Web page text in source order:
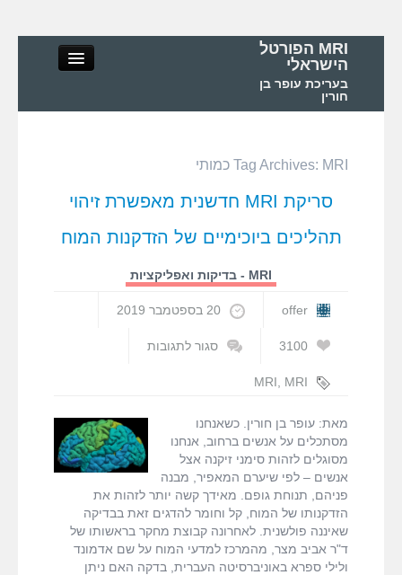
MRI הפורטל
הישראלי
בעריכת עופר בן
חורין
אודות
MRI – בדיקות ואפליקציות
MRI המדריך המלא
דרושים
צור קשר
Tag Archives: MRI כמותי
סריקת MRI חדשנית מאפשרת זיהוי
תהליכים ביוכימיים של הזדקנות המוח
MRI - בדיקות ואפליקציות
offer 20 בספטמבר 2019
3100
סגור לתגובות
תהליכים
של
הזדקנות
המוח
MRI
MRI
quantitative
MRI
,ד"ר אביב
מצר
מאת: עופר בן חורין. כשאנחנו
מסתכלים על אנשים ברחוב, אנחנו
מסוגלים לזהות סימני זיקנה אצל
אנשים – לפי שיערם המאפיר, מבנה
פניהם, תנוחת גופם. מאידך קשה יותר לזהות את
הזדקנותו של המוח, קל וחומר להדגים זאת בבדיקה
שאיננה פולשנית. לאחרונה קבוצת מחקר בראשותו של
ד"ר אביב מצר, מהמרכז למדעי המוח על שם אדמונד
ולילי ספרא באוניברסיטה העברית, בדקה האם ניתן